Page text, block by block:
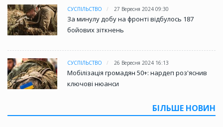
СУСПІЛЬСТВО 27 Вересня 2024 09:30
За минулу добу на фронті відбулось 187
бойових зіткнень
СУСПІЛЬСТВО 26 Вересня 2024 16:13
Мобілізація громадян 50+: нардеп роз'яснив
ключові нюанси
БІЛЬШЕ НОВИН